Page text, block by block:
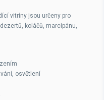
vitríny jsou určeny pro
koláčů, marcipánu,
osvětlení